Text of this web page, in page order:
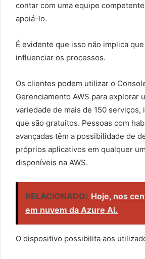
contar com uma equipe
apoiá-lo.
É evidente que isso não implica
influenciar os processos.
Os clientes podem utilizar o
Gerenciamento AWS para explorar
variedade de mais de 150 serviços,
que são gratuitos. Pessoas com
avançadas têm a possibilidade de
próprios aplicativos em qualquer
disponíveis na AWS.
RELACIONADO: Hoje, nos
em nuvem da Azure AI.
O dispositivo possibilita aos